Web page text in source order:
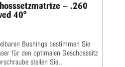
– .260
40°
Bushings bestimmen Sie
für den optimalen Geschosssitz
stellen Sie